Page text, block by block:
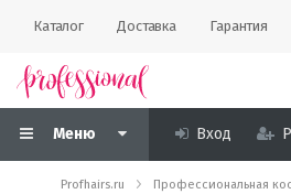
Каталог Доставка Гарантия
Меню Вход
Profhairs.ru
Профессиональная